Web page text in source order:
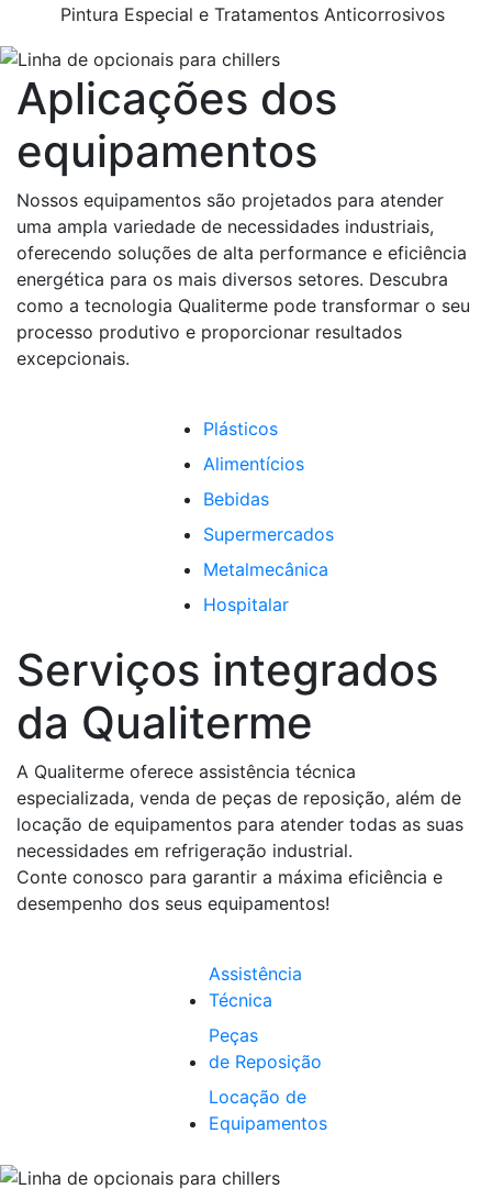
Pintura Especial e Tratamentos Anticorrosivos
Aplicações dos
equipamentos
Nossos equipamentos são projetados para atender
uma ampla variedade de necessidades industriais,
oferecendo soluções de alta performance e eficiência
energética para os mais diversos setores. Descubra
como a tecnologia Qualiterme pode transformar o seu
processo produtivo e proporcionar resultados
excepcionais.
Plásticos
Alimentícios
Bebidas
Supermercados
Metalmecânica
Hospitalar
Serviços integrados
da Qualiterme
A Qualiterme oferece assistência técnica
especializada, venda de peças de reposição, além de
locação de equipamentos para atender todas as suas
necessidades em refrigeração industrial.
Conte conosco para garantir a máxima eficiência e
desempenho dos seus equipamentos!
Assistência
Técnica
Peças
de Reposição
Locação de
Equipamentos